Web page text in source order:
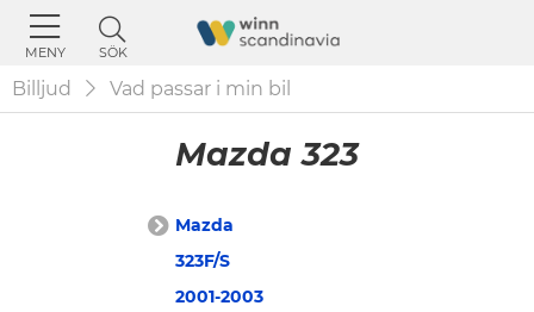
MENY SÖK
Billjud Vad passar i min bil
Mazda 323
Mazda
323F/S
2001-2003